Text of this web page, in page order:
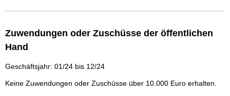
Zuwendungen oder Zuschüsse der öffentlichen
Hand
Geschäftsjahr: 01/24 bis 12/24
Keine Zuwendungen oder Zuschüsse über 10.000 Euro erhalten.